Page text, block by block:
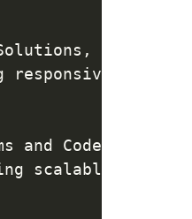
,
and CodeForge
scalable APIs